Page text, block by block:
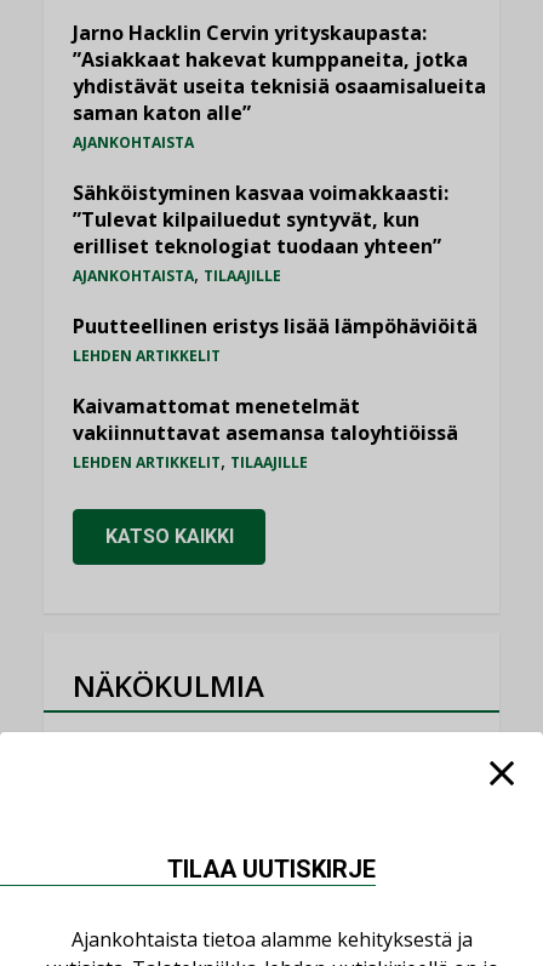
Jarno Hacklin Cervin yrityskaupasta:
”Asiakkaat hakevat kumppaneita, jotka
yhdistävät useita teknisiä osaamisalueita
saman katon alle”
AJANKOHTAISTA
Sähköistyminen kasvaa voimakkaasti:
”Tulevat kilpailuedut syntyvät, kun
erilliset teknologiat tuodaan yhteen”
AJANKOHTAISTA, TILAAJILLE
Puutteellinen eristys lisää lämpöhäviöitä
LEHDEN ARTIKKELIT
Kaivamattomat menetelmät
vakiinnuttavat asemansa taloyhtiöissä
LEHDEN ARTIKKELIT, TILAAJILLE
KATSO KAIKKI
NÄKÖKULMIA
Sähköistäminen säästää euroja
KOLUMNI
Yli miljoona kotia on vailla toimivaa
TILAA UUTISKIRJE
Ajankohtaista tietoa alamme kehityksestä ja